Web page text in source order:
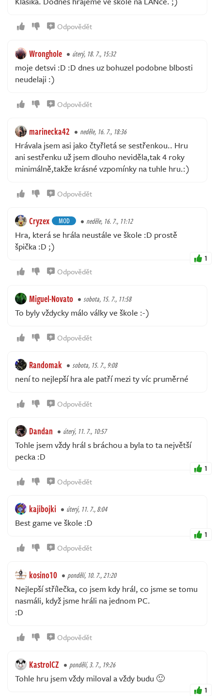
Odpovědět
Wronghole úterý, 18. 7., 15:32
moje detsvi :D :D dnes uz bohuzel podobne blbosti
neudelaji :)
Odpovědět
marinecka42 neděle, 16. 7., 18:36
Hrávala jsem asi jako čtyřletá se sestřenkou.. Hru
ani sestřenku už jsem dlouho neviděla,tak 4 roky
minimálně,takže krásné vzpomínky na tuhle hru.:)
Odpovědět
Cryzex MOD neděle, 16. 7., 11:12
Hra, která se hrála neustále ve škole :D prostě
špička :D ;)
1
Odpovědět
Miguel-Novato sobota, 15. 7., 11:58
To byly vždycky málo války ve škole :-)
Odpovědět
Randomak sobota, 15. 7., 9:08
není to nejlepší hra ale patří mezi ty víc pruměrné
Odpovědět
Dandan úterý, 11. 7., 10:57
Tohle jsem vždy hrál s bráchou a byla to ta největší
pecka :D
1
Odpovědět
kajibojki úterý, 11. 7., 8:04
Best game ve škole :D
1
Odpovědět
kosino10 pondělí, 10. 7., 21:20
Nejlepší střílečka, co jsem kdy hrál, co jsme se tomu
nasmáli, když jsme hráli na jednom PC.
:D
Odpovědět
KastrolCZ pondělí, 3. 7., 19:26
Tohle hru jsem vždy miloval a vždy budu 🙂
1